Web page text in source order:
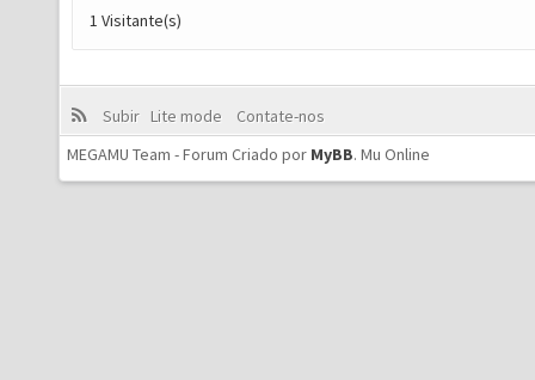
1 Visitante(s)
Subir Lite mode
Contate-nos
MEGAMU Team - Forum Criado por MyBB. Mu Online